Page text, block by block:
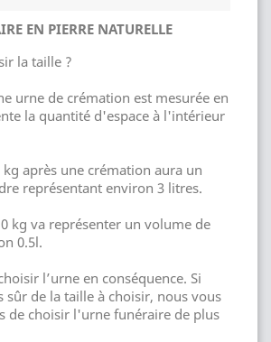
EN PIERRE NATURELLE
la taille ?
urne de crémation est mesurée en
la quantité d'espace à l'intérieur
kg après une crémation aura un
représentant environ 3 litres.
kg va représenter un volume de
0.5l.
l’urne en conséquence. Si
sûr de la taille à choisir, nous vous
de choisir l'urne funéraire de plus